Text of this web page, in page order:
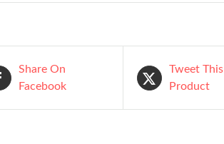
Share On
Facebook
Tweet This
Product